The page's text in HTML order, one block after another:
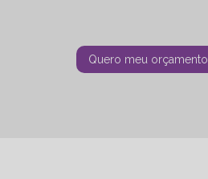
Quero meu orçamento